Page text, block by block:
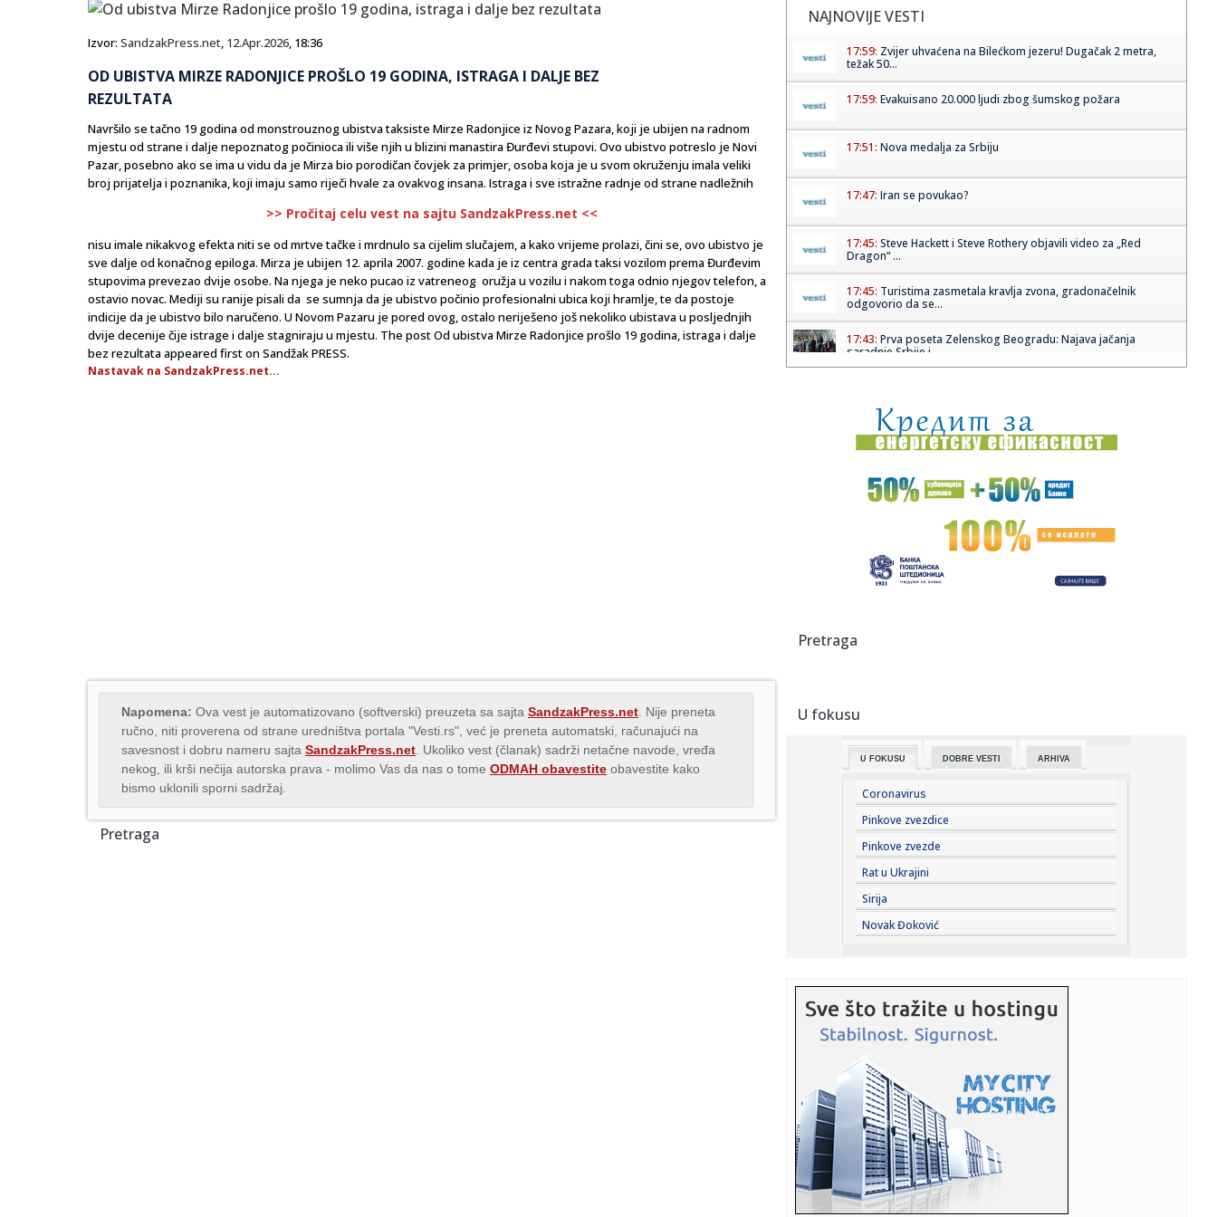
Izvor: SandzakPress.net, 12.Apr.2026, 18:36
OD UBISTVA MIRZE RADONJICE PROŠLO 19 GODINA, ISTRAGA I DALJE BEZ
REZULTATA
Navršilo se tačno 19 godina od monstrouznog ubistva taksiste Mirze Radonjice iz Novog Pazara, koji je ubijen na radnom
mjestu od strane i dalje nepoznatog počinioca ili više njih u blizini manastira Đurđevi stupovi. Ovo ubistvo potreslo je Novi
Pazar, posebno ako se ima u vidu da je Mirza bio porodičan čovjek za primjer, osoba koja je u svom okruženju imala veliki
broj prijatelja i poznanika, koji imaju samo riječi hvale za ovakvog insana. Istraga i sve istražne radnje od strane nadležnih
>> Pročitaj celu vest na sajtu SandzakPress.net <<
nisu imale nikakvog efekta niti se od mrtve tačke i mrdnulo sa cijelim slučajem, a kako vrijeme prolazi, čini se, ovo ubistvo je
sve dalje od konačnog epiloga. Mirza je ubijen 12. aprila 2007. godine kada je iz centra grada taksi vozilom prema Đurđevim
stupovima prevezao dvije osobe. Na njega je neko pucao iz vatreneog oružja u vozilu i nakom toga odnio njegov telefon, a
ostavio novac. Mediji su ranije pisali da se sumnja da je ubistvo počinio profesionalni ubica koji hramlje, te da postoje
indicije da je ubistvo bilo naručeno. U Novom Pazaru je pored ovog, ostalo neriješeno još nekoliko ubistava u posljednjih
dvije decenije čije istrage i dalje stagniraju u mjestu. The post Od ubistva Mirze Radonjice prošlo 19 godina, istraga i dalje
bez rezultata appeared first on Sandžak PRESS.
Nastavak na SandzakPress.net...
Napomena: Ova vest je automatizovano (softverski) preuzeta sa sajta SandzakPress.net . Nije preneta
ručno, niti proverena od strane uredništva portala "Vesti.rs", već je preneta automatski, računajući na
savesnost i dobru nameru sajta SandzakPress.net . Ukoliko vest (članak) sadrži netačne navode, vređa
nekog, ili krši nečija autorska prava - molimo Vas da nas o tome ODMAH obavestite obavestite kako
bismo uklonili sporni sadržaj.
Pretraga
NAJNOVIJE VESTI
17:59: Zvijer uhvaćena na Bilećkom jezeru! Dugačak 2 metra,
težak 50...
17:59: Evakuisano 20.000 ljudi zbog šumskog požara
17:51: Nova medalja za Srbiju
17:47: Iran se povukao?
17:45: Steve Hackett i Steve Rothery objavili video za „Red
Dragon“ ...
17:45: Turistima zasmetala kravlja zvona, gradonačelnik
odgovorio da se...
17:43: Prva poseta Zelenskog Beogradu: Najava jačanja
saradnje Srbije i...
17:42:Kolektivno vjenčanje u Bijeljini
17:42:Orao krstaš Feliks ponovo na slobodi: Nakon zatočeništva
u Sir...
Tramp: SAD ulažu 400 miliona dolara u rudnik u Australiji
17:40:SIMEONE PRELOMIO OKO ALVAREZA: Pomenuo Grizmana i
Totenhema
17:38:
17:38:
Britni Spirs slomljena - otkrila šta joj je rekao sin: "Osećam
17:36:Осуђујемо монструозне претње ...
17:34:Đokić od heroja do veta za nekoliko meseci; "Studentska
lista" ...
17:34:Šta je kome donela poseta Zelenskog Srbiji: BBC analiza
17:29: Detour prvi put u Bašti KST-a 3. septembra
17:27:
Blok...
17:27:Francuska ponovo strepi od vatrenog pakla! Upaljen
crveni alarm, ...
17:24:Nemačke pokrajine ukidaju zabranu vožnje kamiona
nedeljom zbog ...
17:23:Niš slavi Svetog Pantelejmona: Slava gradske opštine koja
Pretraga
U fokusu
U FOKUSU DOBRE VESTI ARHIVA
Coronavirus
Pinkove zvezdice
Pinkove zvezde
Rat u Ukrajini
Sirija
Novak Đoković